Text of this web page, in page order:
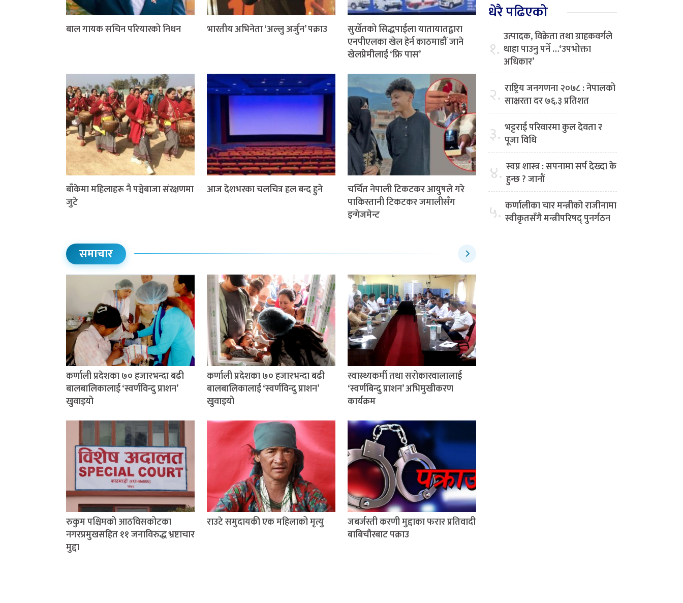
बाल गायक सचिन परियारको निधन भारतीय अभिनेता ‘अल्लु अर्जुन’ पक्राउ
सुर्खेतको सिद्धपाईला यातायातद्वारा
एनपीएलका खेल हेर्न काठमाडौं जाने
खेलप्रेमीलाई ‘फ्रि पास’
बाँकेमा महिलाहरू नै पञ्चेबाजा संरक्षणमा
जुटे
आज देशभरका चलचित्र हल बन्द हुने
चर्चित नेपाली टिकटकर आयुषले गरे
पाकिस्तानी टिकटकर जमालीसँग
इन्गेजमेन्ट
समाचार
कर्णाली प्रदेशका ७० हजारभन्दा बढी
बालबालिकालाई ‘स्वर्णविन्दु प्राशन’
खुवाइयो
कर्णाली प्रदेशका ७० हजारभन्दा बढी
बालबालिकालाई ‘स्वर्णविन्दु प्राशन’
खुवाइयो
स्वास्थ्यकर्मी तथा सरोकारवालालाई
‘स्वर्णबिन्दु प्राशन’ अभिमुखीकरण
कार्यक्रम
रुकुम पश्चिमको आठविसकोटका
नगरप्रमुखसहित ११ जनाविरुद्ध भ्रष्टाचार
मुद्दा
राउटे समुदायकी एक महिलाको मृत्यु
जबर्जस्ती करणी मुद्दाका फरार प्रतिवादी
बाबिचौरबाट पक्राउ
धेरै पढिएको
१. उत्पादक, विक्रेता तथा ग्राहकवर्गले
थाहा पाउनु पर्ने …‘उपभोक्ता
अधिकार’
२. राष्ट्रिय जनगणना २०७८ : नेपालको
साक्षरता दर ७६.३ प्रतिशत
३. भट्टराई परिवारमा कुल देवता र
पूजा विधि
४. स्वप्न शास्त्र : सपनामा सर्प देख्दा के
हुन्छ ? जानौं
५. कर्णालीका चार मन्त्रीको राजीनामा
स्वीकृतसँगै मन्त्रीपरिषद् पुनर्गठन